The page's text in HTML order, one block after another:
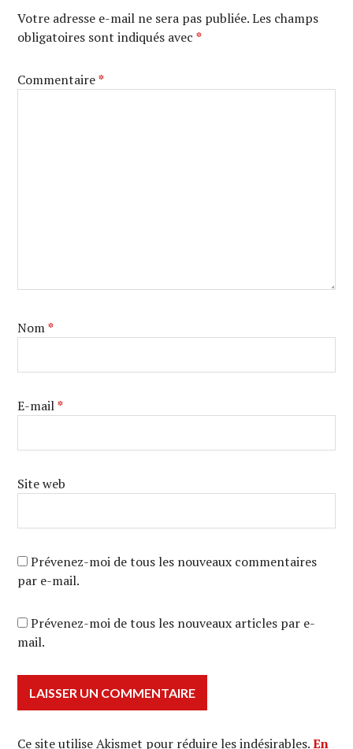
Votre adresse e-mail ne sera pas publiée. Les champs
obligatoires sont indiqués avec*
Commentaire*
Nom*
E-mail*
Site web
Prévenez-moi de tous les nouveaux commentaires
par e-mail.
Prévenez-moi de tous les nouveaux articles par e-
mail.
Ce site utilise Akismet pour réduire les indésirables.En